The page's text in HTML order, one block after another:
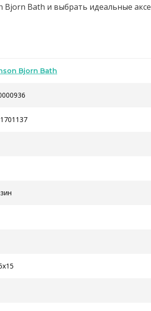
Bath и выбрать идеальные
Bjorn Bath